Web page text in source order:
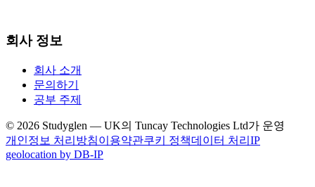
회사 정보
회사 소개
문의하기
공부 주제
© 2026 Studyglen — UK의 Tuncay Technologies Ltd가 운영
개인정보 처리방침이용약관쿠키 정책데이터 처리 IP
geolocation by DB-IP